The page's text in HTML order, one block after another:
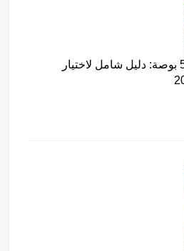
أفضل شاشة تلفزيون 55 بوصة: دليل شامل لاختيار